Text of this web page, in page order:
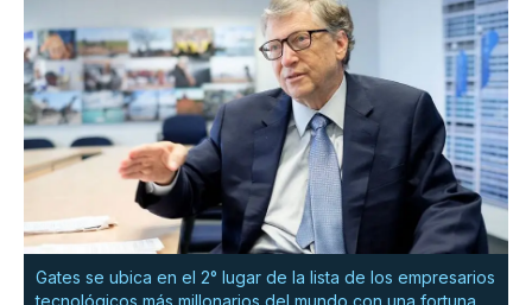
Gates se ubica en el 2° lugar de la lista de los empresarios